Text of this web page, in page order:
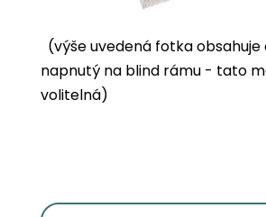
(výše uvedená fotka obsahuje
napnutý na blind rámu - tato
volitelná)